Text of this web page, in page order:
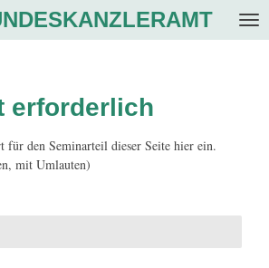
erforderlich
für den Seminarteil dieser Seite hier ein.
mit Umlauten)